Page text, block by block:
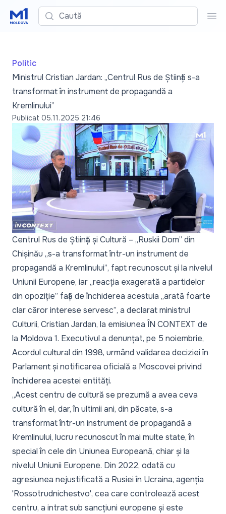
Caută
Politic
Ministrul Cristian Jardan: „Centrul Rus de Știință s-a
transformat în instrument de propagandă a
Kremlinului”
Publicat 05.11.2025 21:46
Centrul Rus de Știință și Cultură – „Ruskii Dom” din
Chișinău „s-a transformat într-un instrument de
propagandă a Kremlinului”, fapt recunoscut și la nivelul
Uniunii Europene, iar „reacția exagerată a partidelor
din opoziție” față de închiderea acestuia „arată foarte
clar căror interese servesc”, a declarat ministrul
Culturii, Cristian Jardan, la emisiunea ÎN CONTEXT de
la Moldova 1. Executivul a denunțat, pe 5 noiembrie,
Acordul cultural din 1998, urmând validarea deciziei în
Parlament și notificarea oficială a Moscovei privind
închiderea acestei entități.
„Acest centru de cultură se prezumă a avea ceva
cultură în el, dar, în ultimii ani, din păcate, s-a
transformat într-un instrument de propagandă a
Kremlinului, lucru recunoscut în mai multe state, în
special în cele din Uniunea Europeană, chiar și la
nivelul Uniunii Europene. Din 2022, odată cu
agresiunea nejustificată a Rusiei în Ucraina, agenția
'Rossotrudnichestvo', cea care controlează acest
centru, a intrat sub sancțiuni europene și este